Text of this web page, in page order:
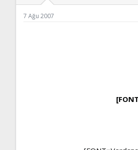
a
7 Ağu 2007